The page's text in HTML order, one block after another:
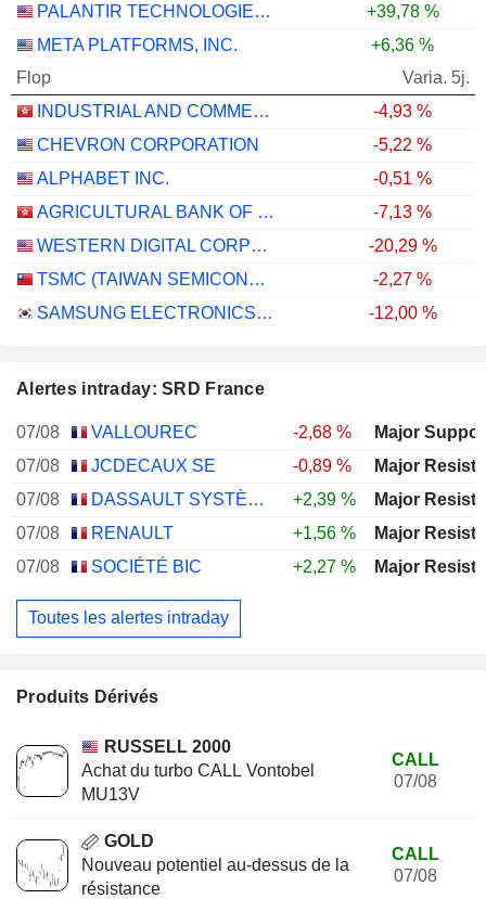
PALANTIR TECHNOLOGIES INC.
+39,78 %
META PLATFORMS, INC.
+6,36 %
Flop
Varia. 5j.
INDUSTRIAL AND COMMERCIAL BANK OF CHINA LIMITED
-4,93 %
CHEVRON CORPORATION
-5,22 %
ALPHABET INC.
-0,51 %
AGRICULTURAL BANK OF CHINA LIMITED
-7,13 %
WESTERN DIGITAL CORPORATION
-20,29 %
TSMC (TAIWAN SEMICONDUCTOR MANUFACTURING COMPANY)
-2,27 %
SAMSUNG ELECTRONICS CO., LTD.
-12,00 %
Alertes intraday: SRD France
07/08 VALLOUREC
-2,68 %
07/08
JCDECAUX SE
-0,89 %
07/08
DASSAULT SYSTÈMES SE
+2,39 %
07/08
RENAULT
+1,56 %
07/08
SOCIÉTÉ BIC +2,27 %
Toutes les alertes intraday
Produits Dérivés
RUSSELL 2000
Achat du turbo CALL Vontobel
MU13V
CALL
07/08
GOLD
Nouveau potentiel au-dessus de la
résistance
CALL
07/08